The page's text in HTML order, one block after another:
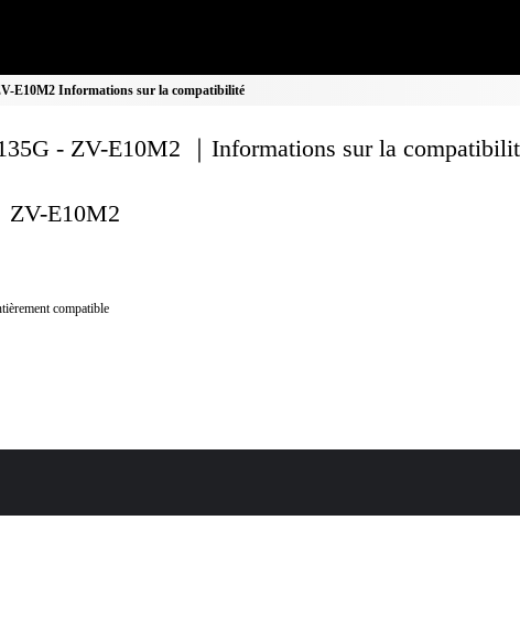
E10M2 Informations sur la compatibilité
- ZV-E10M2 ｜Informations sur la
ZV-E10M2
compatible